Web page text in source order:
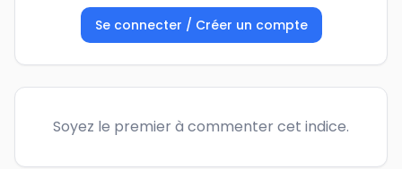
Se connecter / Créer un compte
Soyez le premier à commenter cet indice.